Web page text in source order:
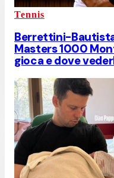
Tennis
Berrettini-
Masters 1000
gioca e dove